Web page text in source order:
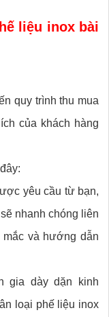
liệu inox bài
quy trình thu mua
của khách hàng
yêu cầu từ bạn,
nhanh chóng liên
mắc và hướng dẫn
gia dày dặn kinh
loại phế liệu inox